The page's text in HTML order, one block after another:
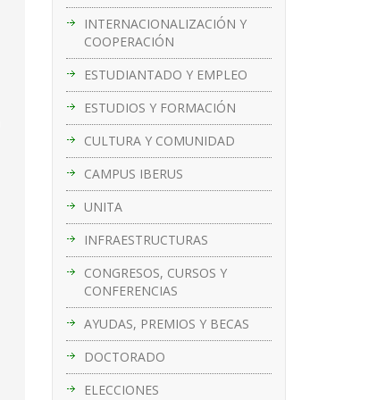
INTERNACIONALIZACIÓN Y
COOPERACIÓN
ESTUDIANTADO Y EMPLEO
ESTUDIOS Y FORMACIÓN
CULTURA Y COMUNIDAD
CAMPUS IBERUS
UNITA
INFRAESTRUCTURAS
CONGRESOS, CURSOS Y
CONFERENCIAS
AYUDAS, PREMIOS Y BECAS
DOCTORADO
ELECCIONES